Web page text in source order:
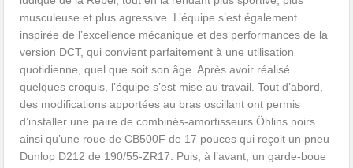
musculeuse et plus agressive. L’équipe s’est également
inspirée de l’excellence mécanique et des performances de la
version DCT, qui convient parfaitement à une utilisation
quotidienne, quel que soit son âge. Après avoir réalisé
quelques croquis, l’équipe s’est mise au travail. Tout d’abord,
des modifications apportées au bras oscillant ont permis
d’installer une paire de combinés-amortisseurs Öhlins noirs
ainsi qu’une roue de CB500F de 17 pouces qui reçoit un pneu
Dunlop D212 de 190/55-ZR17. Puis, à l’avant, un garde-boue